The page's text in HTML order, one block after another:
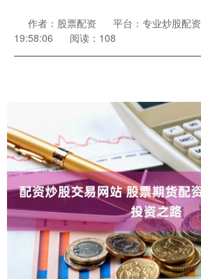
作者：股票配资 平台：专业炒股配资
19:58:06
阅读：108